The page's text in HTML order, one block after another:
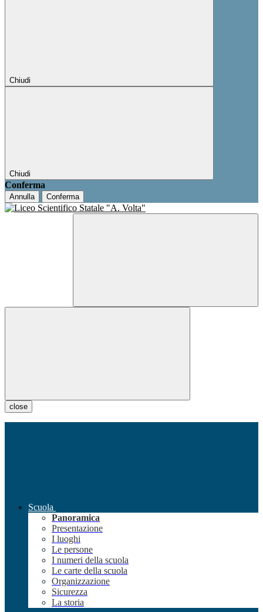
Chiudi
Chiudi
Conferma
Annulla Conferma
close
Scuola
Panoramica
Presentazione
I luoghi
Le persone
I numeri della scuola
Le carte della scuola
Organizzazione
Sicurezza
La storia